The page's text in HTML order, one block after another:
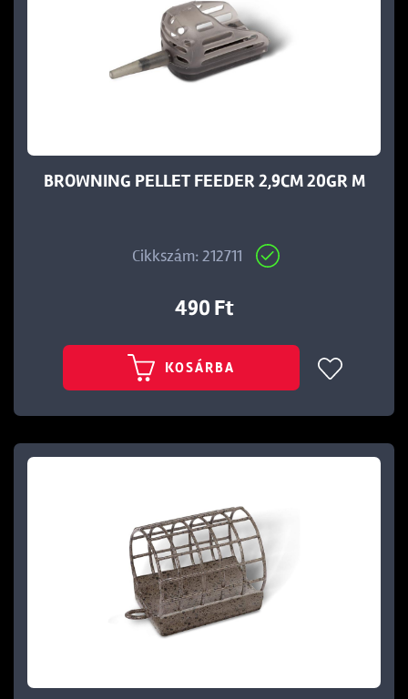
BROWNING PELLET FEEDER 2,9CM 20GR M
Cikkszám: 212711
490 Ft
KOSÁRBA